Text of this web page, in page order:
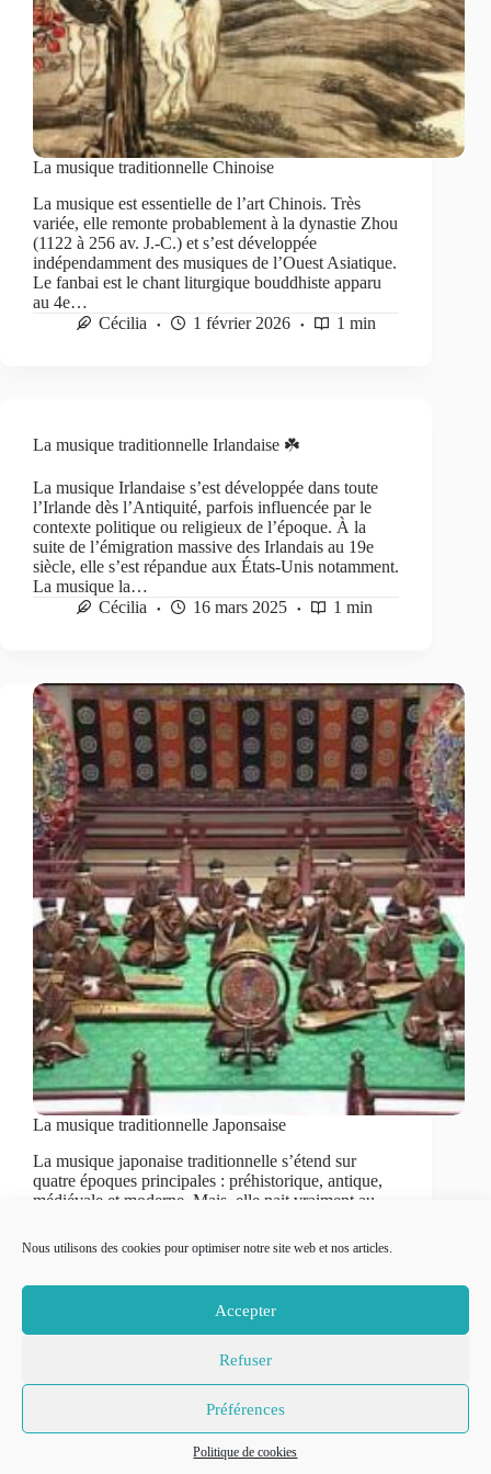
Nous utilisons des cookies pour optimiser notre site web et nos articles.
Accepter
Refuser
Préférences
Politique de cookies
La musique traditionnelle Chinoise
La musique est essentielle de l’art Chinois. Très
variée, elle remonte probablement à la dynastie Zhou
(1122 à 256 av. J.-C.) et s’est développée
indépendamment des musiques de l’Ouest Asiatique.
Le fanbai est le chant liturgique bouddhiste apparu
au 4e…
Cécilia
1 février 2026 1 min
La musique traditionnelle Irlandaise ☘️
La musique Irlandaise s’est développée dans toute
l’Irlande dès l’Antiquité, parfois influencée par le
contexte politique ou religieux de l’époque. À la
suite de l’émigration massive des Irlandais au 19e
siècle, elle s’est répandue aux États-Unis notamment.
La musique la…
Cécilia
16 mars 2025 1 min
La musique traditionnelle Japonsaise
La musique japonaise traditionnelle s’étend sur
quatre époques principales : préhistorique, antique,
médiévale et moderne. Mais, elle nait vraiment au
Kamakura (1185-1333) à la fin de Muromachi
© 2007-2026
Réalisation
Politique de cookies